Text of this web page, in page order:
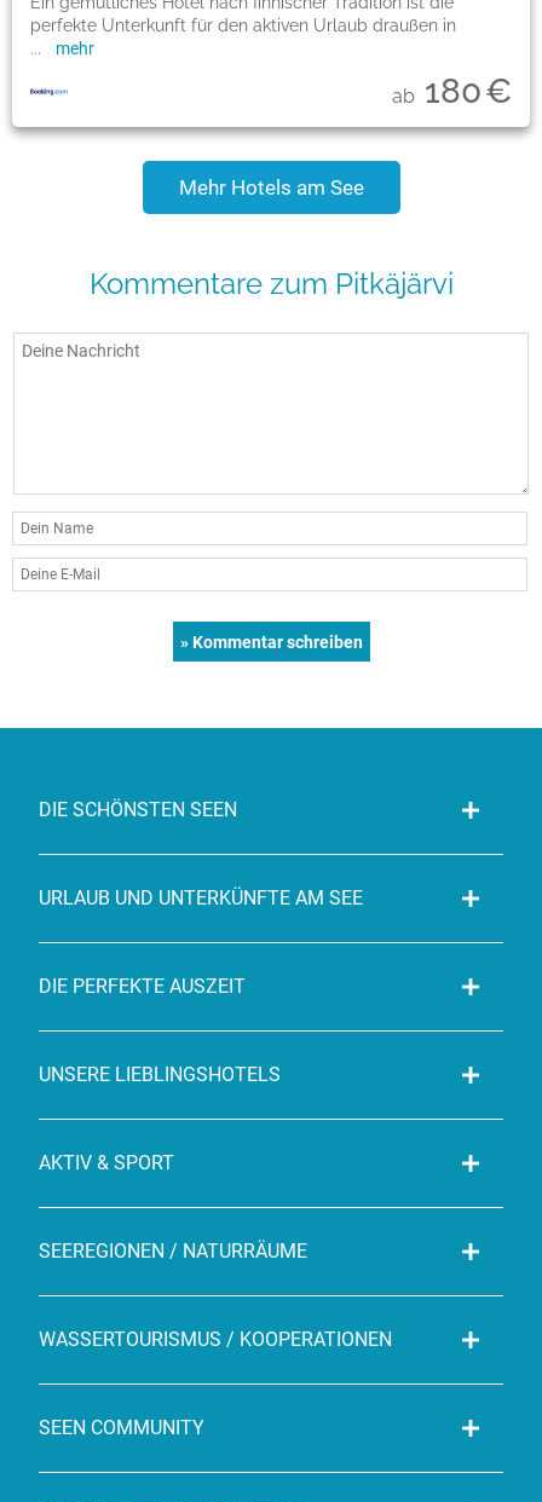
perfekte Unterkunft für den aktiven Urlaub draußen in
...
mehr
ab 180€
Mehr Hotels am See
Kommentare zum Pitkäjärvi
DIE SCHÖNSTEN SEEN
URLAUB UND UNTERKÜNFTE AM SEE
DIE PERFEKTE AUSZEIT
UNSERE LIEBLINGSHOTELS
AKTIV & SPORT
SEEREGIONEN / NATURRÄUME
WASSERTOURISMUS / KOOPERATIONEN
SEEN COMMUNITY